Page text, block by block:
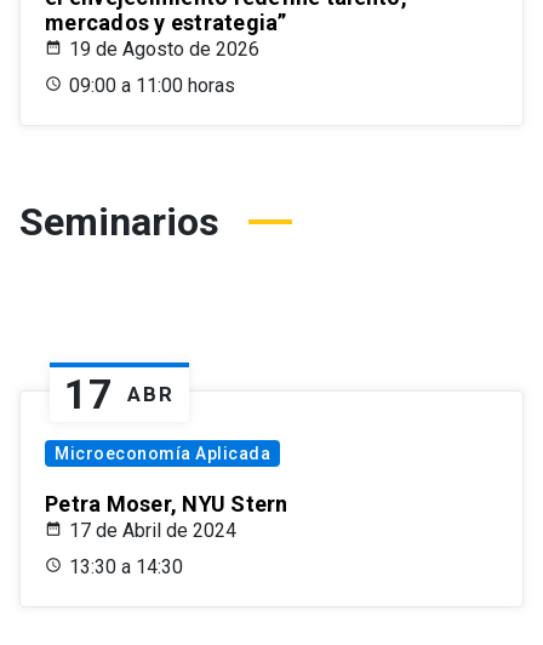
mercados y estrategia”
19 de Agosto de 2026
09:00 a 11:00 horas
Seminarios
17 ABR
Microeconomía Aplicada
Petra Moser, NYU Stern
17 de Abril de 2024
13:30 a 14:30